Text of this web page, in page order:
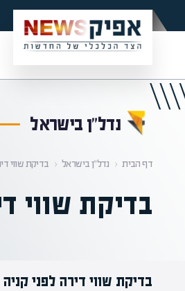
נדל”ן בישראל
דף הבית ‹ נדל”ן בישראל ‹ בדיקת שווי
בדיקת שווי
בדיקת שווי דירה לפני